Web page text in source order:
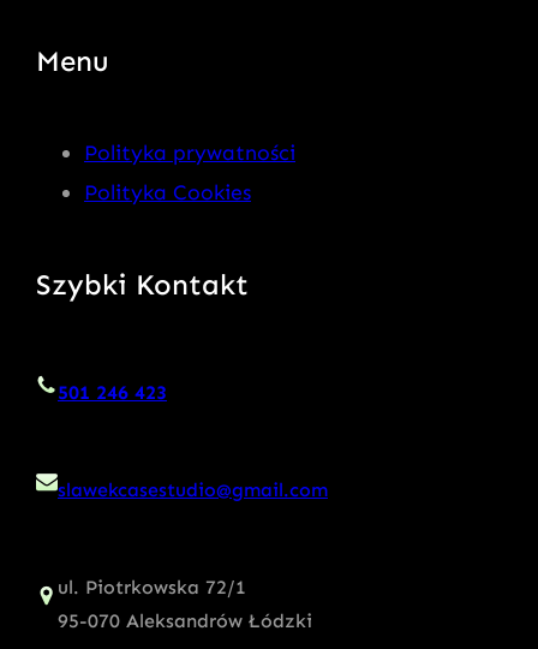
Menu
Polityka prywatności
Polityka Cookies
Szybki Kontakt
501 246 423
slawekcasestudio@gmail.com
ul. Piotrkowska 72/1
95-070 Aleksandrów Łódzki